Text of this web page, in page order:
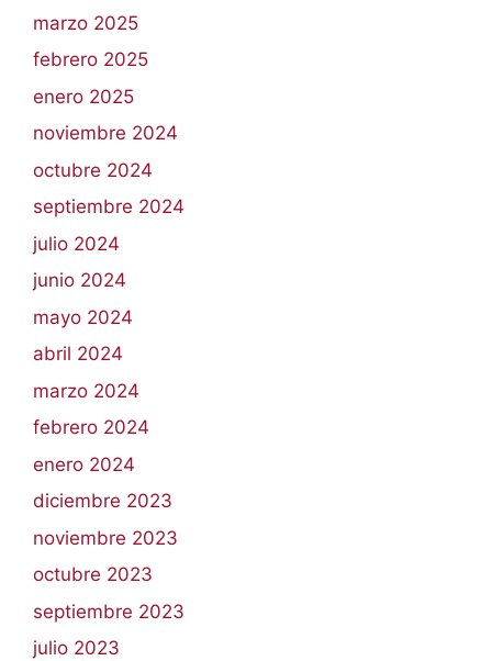
marzo 2025
febrero 2025
enero 2025
noviembre 2024
octubre 2024
septiembre 2024
julio 2024
junio 2024
mayo 2024
abril 2024
marzo 2024
febrero 2024
enero 2024
diciembre 2023
noviembre 2023
octubre 2023
septiembre 2023
julio 2023